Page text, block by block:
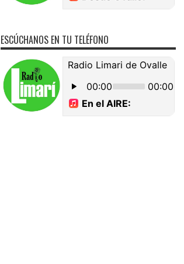
ESCÚCHANOS EN TU TELÉFONO